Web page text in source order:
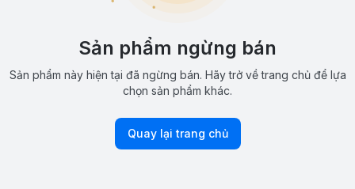
Sản phẩm ngừng bán
Sản phẩm này hiện tại đã ngừng bán. Hãy trở về trang chủ để lựa
chọn sản phẩm khác.
Quay lại trang chủ